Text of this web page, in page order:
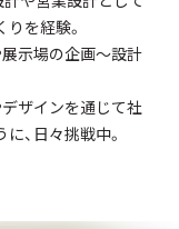
を経験。
示場の企画～設計
ザインを通じて社
、日々挑戦中。